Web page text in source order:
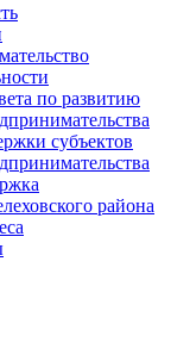
по развитию
субъектов
района